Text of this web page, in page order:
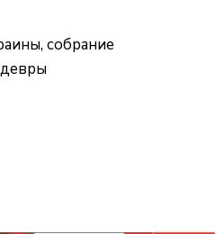
собрание